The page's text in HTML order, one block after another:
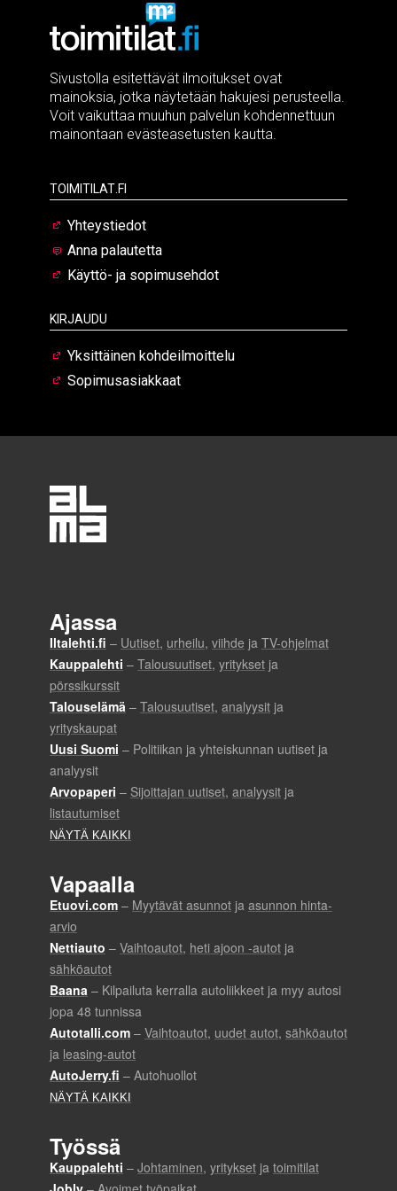
Sivustolla esitettävät ilmoitukset ovat
mainoksia, jotka näytetään hakujesi perusteella.
Voit vaikuttaa muuhun palvelun kohdennettuun
mainontaan evästeasetusten kautta.
Toimitilat.fi
Yhteystiedot
Anna palautetta
Käyttö- ja sopimusehdot
Kirjaudu
Yksittäinen kohdeilmoittelu
Sopimusasiakkaat